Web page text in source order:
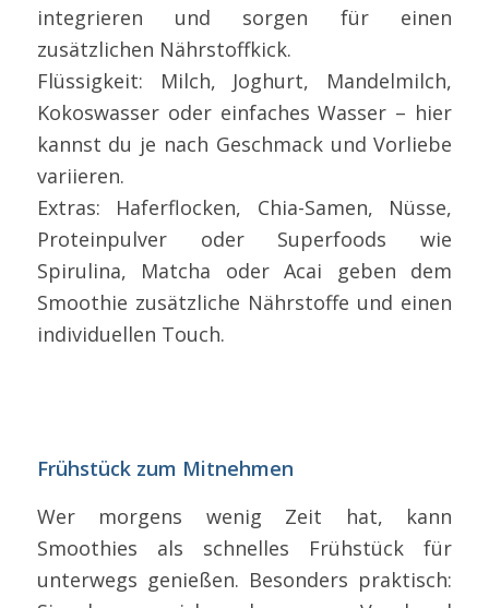
integrieren und sorgen für einen
zusätzlichen Nährstoffkick.
Flüssigkeit: Milch, Joghurt, Mandelmilch,
Kokoswasser oder einfaches Wasser – hier
kannst du je nach Geschmack und Vorliebe
variieren.
Extras: Haferflocken, Chia-Samen, Nüsse,
Proteinpulver oder Superfoods wie
Spirulina, Matcha oder Acai geben dem
Smoothie zusätzliche Nährstoffe und einen
individuellen Touch.
Frühstück zum Mitnehmen
Wer morgens wenig Zeit hat, kann
Smoothies als schnelles Frühstück für
unterwegs genießen. Besonders praktisch: